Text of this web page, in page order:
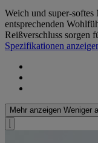
Weich und super-
entsprechenden
Reißverschluss sorgen
Spezifikationen
Mehr anzeigen Weniger